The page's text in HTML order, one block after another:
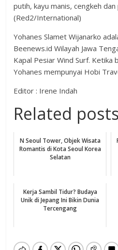
putih, kayu manis, cengkeh dan
(Red2/International)
Yohanes Slamet Wijanarko
Beenews.id Wilayah Jawa
Kapal Pesiar Wind Surf. Ketika
Yohanes mempunyai Hobi
Editor : Irene Indah
Related
N Seoul Tower, Objek Wisata
Romantis di Kota Seoul Korea
Selatan
Kerja Sambil Tidur? Budaya
Unik di Jepang Ini Bikin Dunia
Tercengang